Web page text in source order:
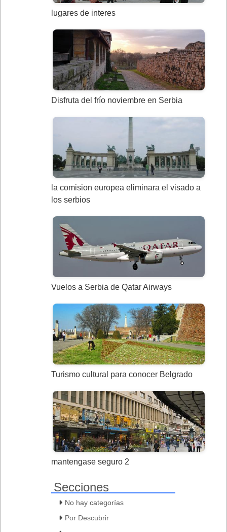
lugares de interes
Disfruta del frío noviembre en Serbia
la comision europea eliminara el visado a
los serbios
Vuelos a Serbia de Qatar Airways
Turismo cultural para conocer Belgrado
mantengase seguro 2
Secciones
No hay categorías
Por Descubrir